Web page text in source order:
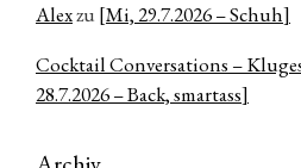
Alexzu [Mi, 29.7.2026 – Schuh]
Cocktail Conversations –
28.7.2026 – Back, smartass]